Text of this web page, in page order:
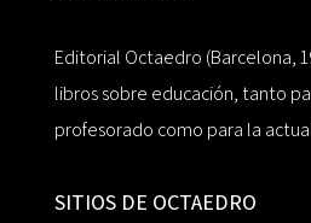
Editorial Octaedro (Barcelona,
libros sobre educación, tanto
profesorado como para la
SITIOS DE OCTAEDRO